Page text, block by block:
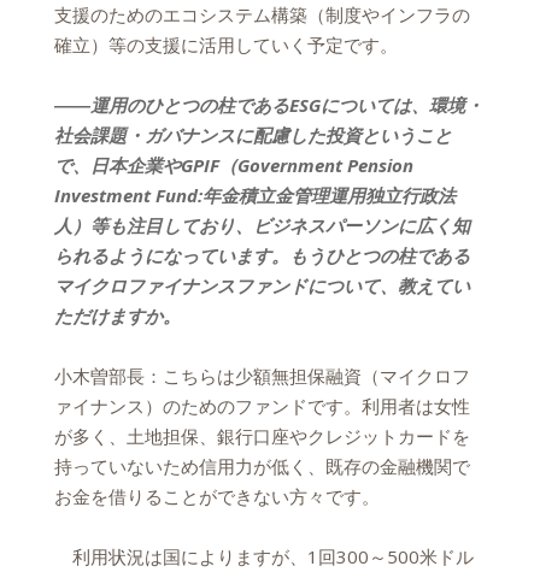
支援のためのエコシステム構築（制度やインフラの
確立）等の支援に活用していく予定です。
――運用のひとつの柱であるESGについては、環境・
社会課題・ガバナンスに配慮した投資ということ
で、日本企業やGPIF（Government Pension
Investment Fund:年金積立金管理運用独立行政法
人）等も注目しており、ビジネスパーソンに広く知
られるようになっています。もうひとつの柱である
マイクロファイナンスファンドについて、教えてい
ただけますか。
小木曽部長：こちらは少額無担保融資（マイクロフ
ァイナンス）のためのファンドです。利用者は女性
が多く、土地担保、銀行口座やクレジットカードを
持っていないため信用力が低く、既存の金融機関で
お金を借りることができない方々です。
利用状況は国によりますが、1回300～500米ドル